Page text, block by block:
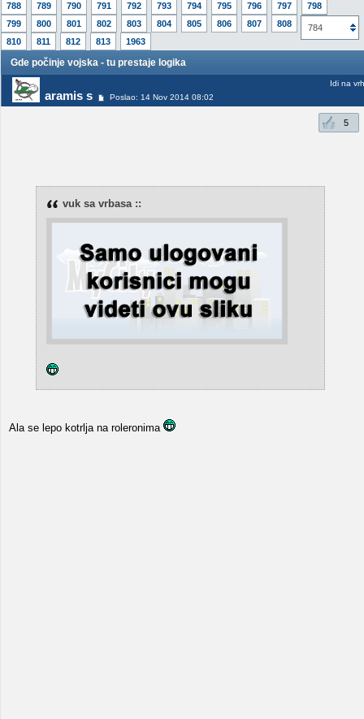
788
789 790 791 792 793 794 795 796 797
798
799
800 801 802 803 804 805 806 807 808
809
810
811 812 813 1963
784
Gde počinje vojska - tu prestaje logika
aramis s Poslao: 14 Nov 2014 08:02
Idi na vrh
5
vuk sa vrbasa ::
Ala se lepo kotrlja na roleronima